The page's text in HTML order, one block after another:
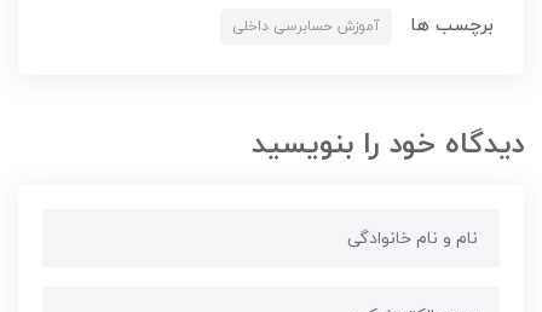
برچسب ها آموزش حسابرسی داخلی
دیدگاه خود را بنویسید